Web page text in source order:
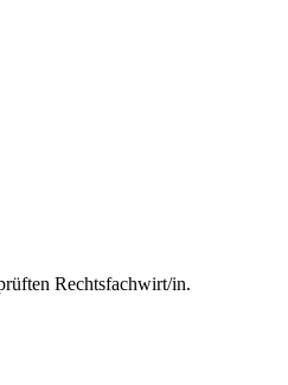
Rechtsfachwirt/in.